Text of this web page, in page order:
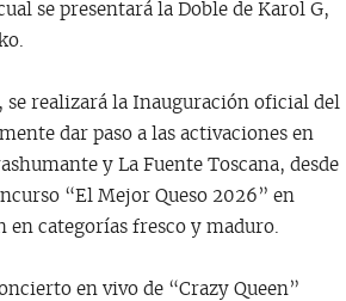
se presentará la Doble de Karol G,
se realizará la Inauguración oficial del
dar paso a las activaciones en
y La Fuente Toscana, desde
“El Mejor Queso 2026” en
en categorías fresco y maduro.
en vivo de “Crazy Queen”